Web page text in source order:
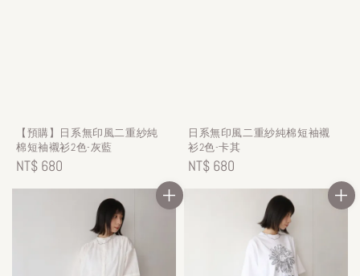
【預購】日系無印風二重紗純
棉短袖襯衫2色-灰藍
Regular
price
NT$ 680
日系無印風二重紗純棉短袖襯
衫2色-卡其
Regular
NT$ 680